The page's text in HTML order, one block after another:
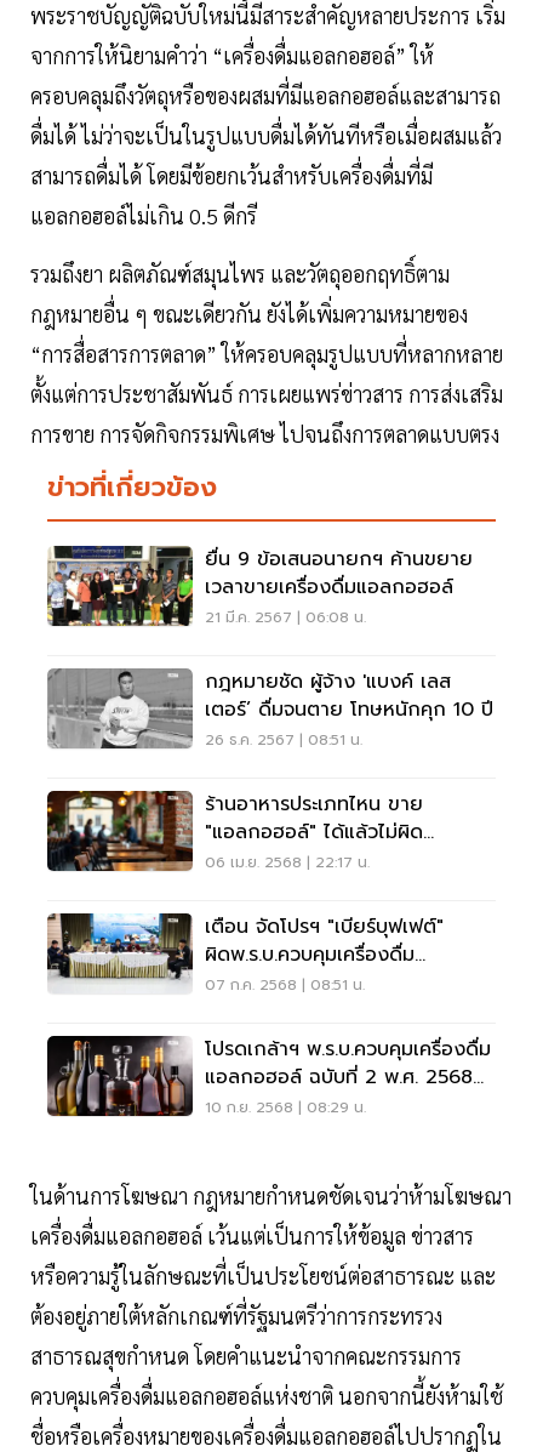
พระราชบัญญัติฉบับใหม่นี้มีสาระสำคัญหลายประการ เริ่ม
จากการให้นิยามคำว่า “เครื่องดื่มแอลกอฮอล์” ให้
ครอบคลุมถึงวัตถุหรือของผสมที่มีแอลกอฮอล์และสามารถ
ดื่มได้ ไม่ว่าจะเป็นในรูปแบบดื่มได้ทันทีหรือเมื่อผสมแล้ว
สามารถดื่มได้ โดยมีข้อยกเว้นสำหรับเครื่องดื่มที่มี
แอลกอฮอล์ไม่เกิน 0.5 ดีกรี
รวมถึงยา ผลิตภัณฑ์สมุนไพร และวัตถุออกฤทธิ์ตาม
กฎหมายอื่น ๆ ขณะเดียวกัน ยังได้เพิ่มความหมายของ
“การสื่อสารการตลาด” ให้ครอบคลุมรูปแบบที่หลากหลาย
ตั้งแต่การประชาสัมพันธ์ การเผยแพร่ข่าวสาร การส่งเสริม
การขาย การจัดกิจกรรมพิเศษ ไปจนถึงการตลาดแบบตรง
ข่าวที่เกี่ยวข้อง
ยื่น 9 ข้อเสนอนายกฯ ค้านขยาย
เวลาขายเครื่องดื่มแอลกอฮอล์
21 มี.ค. 2567 | 06:08 น.
กฎหมายชัด ผู้จ้าง 'แบงค์ เลส
เตอร์’ ดื่มจนตาย โทษหนักคุก 10 ปี
26 ธ.ค. 2567 | 08:51 น.
ร้านอาหารประเภทไหน ขาย
"แอลกอฮอล์" ได้แล้วไม่ผิด
กฎหมาย
06 เม.ย. 2568 | 22:17 น.
เตือน จัดโปรฯ "เบียร์บุฟเฟต์"
ผิดพ.ร.บ.ควบคุมเครื่องดื่ม
แอลกอฮอล์
07 ก.ค. 2568 | 08:51 น.
โปรดเกล้าฯ พ.ร.บ.ควบคุมเครื่องดื่ม
แอลกอฮอล์ ฉบับที่ 2 พ.ศ. 2568
อีก 60 บังคับใช้
10 ก.ย. 2568 | 08:29 น.
ในด้านการโฆษณา กฎหมายกำหนดชัดเจนว่าห้ามโฆษณา
เครื่องดื่มแอลกอฮอล์ เว้นแต่เป็นการให้ข้อมูล ข่าวสาร
หรือความรู้ในลักษณะที่เป็นประโยชน์ต่อสาธารณะ และ
ต้องอยู่ภายใต้หลักเกณฑ์ที่รัฐมนตรีว่าการกระทรวง
สาธารณสุขกำหนด โดยคำแนะนำจากคณะกรรมการ
ควบคุมเครื่องดื่มแอลกอฮอล์แห่งชาติ นอกจากนี้ยังห้ามใช้
ชื่อหรือเครื่องหมายของเครื่องดื่มแอลกอฮอล์ไปปรากฏใน